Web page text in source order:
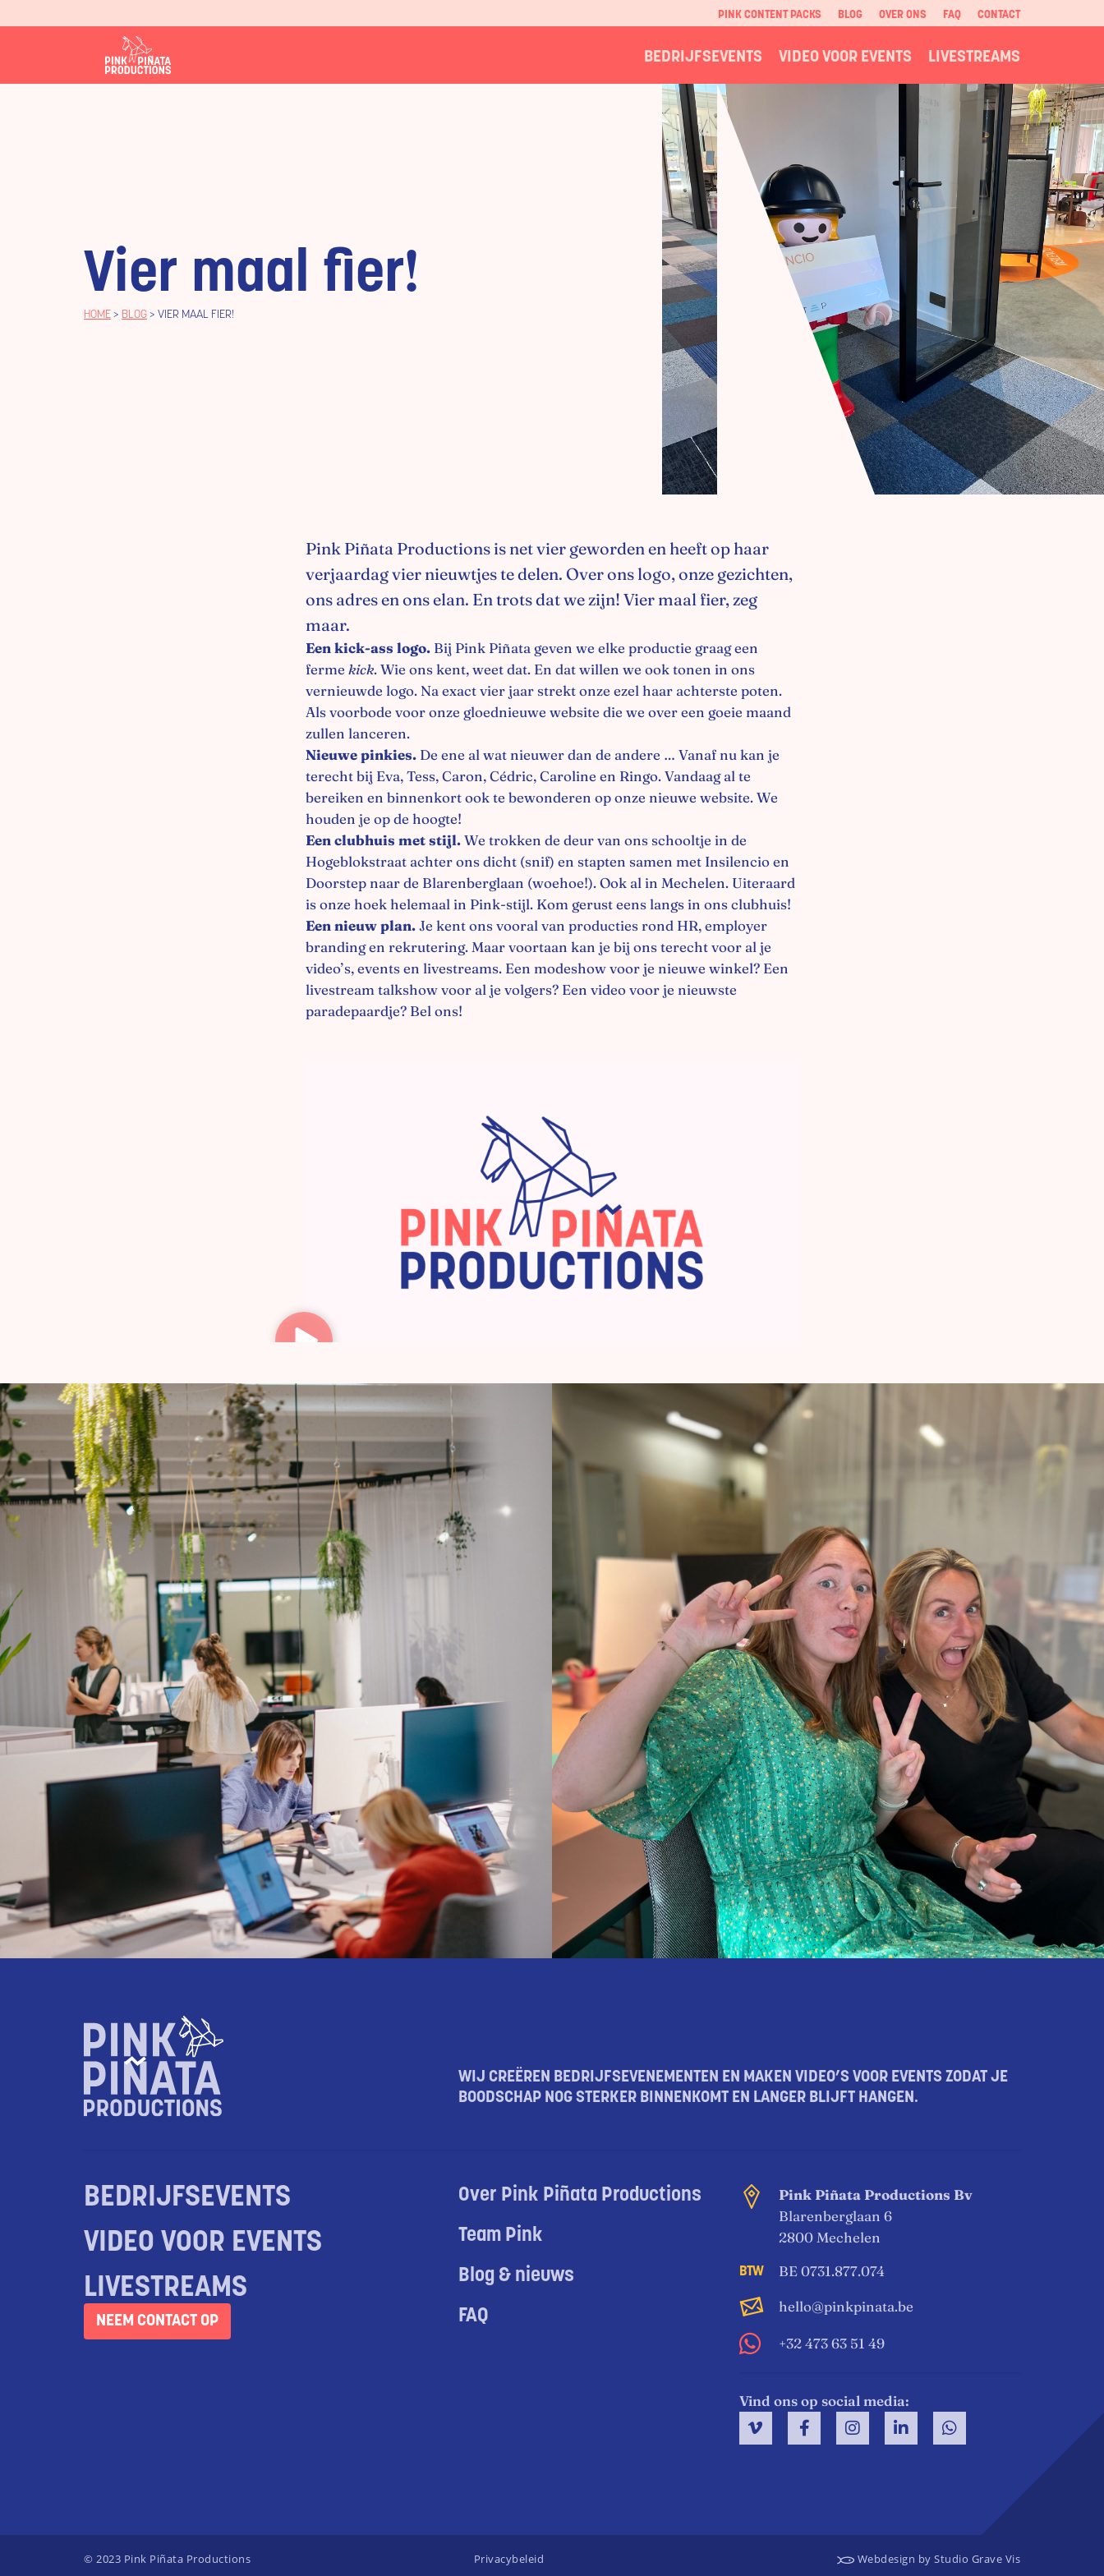
PINK CONTENT PACKS BLOG OVER ONS FAQ CONTACT
BEDRIJFSEVENTS VIDEO VOOR EVENTS LIVESTREAMS
Vier maal fier!
HOME > BLOG > VIER MAAL FIER!
Pink Piñata Productions is net vier geworden en heeft op haar
verjaardag vier nieuwtjes te delen. Over ons logo, onze gezichten,
ons adres en ons elan. En trots dat we zijn! Vier maal fier, zeg
maar.
Een kick-ass logo. Bij Pink Piñata geven we elke productie graag een
ferme kick. Wie ons kent, weet dat. En dat willen we ook tonen in ons
vernieuwde logo. Na exact vier jaar strekt onze ezel haar achterste poten.
Als voorbode voor onze gloednieuwe website die we over een goeie maand
zullen lanceren.
Nieuwe pinkies. De ene al wat nieuwer dan de andere … Vanaf nu kan je
terecht bij Eva, Tess, Caron, Cédric, Caroline en Ringo. Vandaag al te
bereiken en binnenkort ook te bewonderen op onze nieuwe website. We
houden je op de hoogte!
Een clubhuis met stijl.We trokken de deur van ons schooltje in de
Hogeblokstraat achter ons dicht (snif) en stapten samen met Insilencio en
Doorstep naar de Blarenberglaan (woehoe!). Ook al in Mechelen. Uiteraard
is onze hoek helemaal in Pink-stijl. Kom gerust eens langs in ons clubhuis!
Een nieuw plan.Je kent ons vooral van producties rond HR, employer
branding en rekrutering. Maar voortaan kan je bij ons terecht voor al je
video’s, events en livestreams. Een modeshow voor je nieuwe winkel? Een
livestream talkshow voor al je volgers? Een video voor je nieuwste
paradepaardje? Bel ons!
WIJ CREËREN BEDRIJFSEVENEMENTEN EN MAKEN VIDEO’S VOOR EVENTS ZODAT JE
BOODSCHAP NOG STERKER BINNENKOMT EN LANGER BLIJFT HANGEN.
BEDRIJFSEVENTS
VIDEO VOOR EVENTS
LIVESTREAMS
NEEM CONTACT OP
Over Pink Piñata Productions
Team Pink
Blog & nieuws
FAQ
Pink Piñata Productions Bv
Blarenberglaan 6
2800 Mechelen
BE 0731.877.074
hello@pinkpinata.be
+32 473 63 51 49
Vind ons op social media:
© 2023 Pink Piñata Productions Privacybeleid Webdesign by Studio Grave Vis